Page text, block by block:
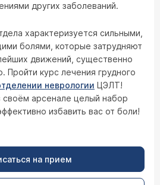
других заболеваний.
характеризуется сильными,
болями, которые затрудняют
движений, существенно
Пройти курс лечения грудного
неврологии ЦЭЛТ!
арсенале целый набор
избавить вас от боли!
на прием